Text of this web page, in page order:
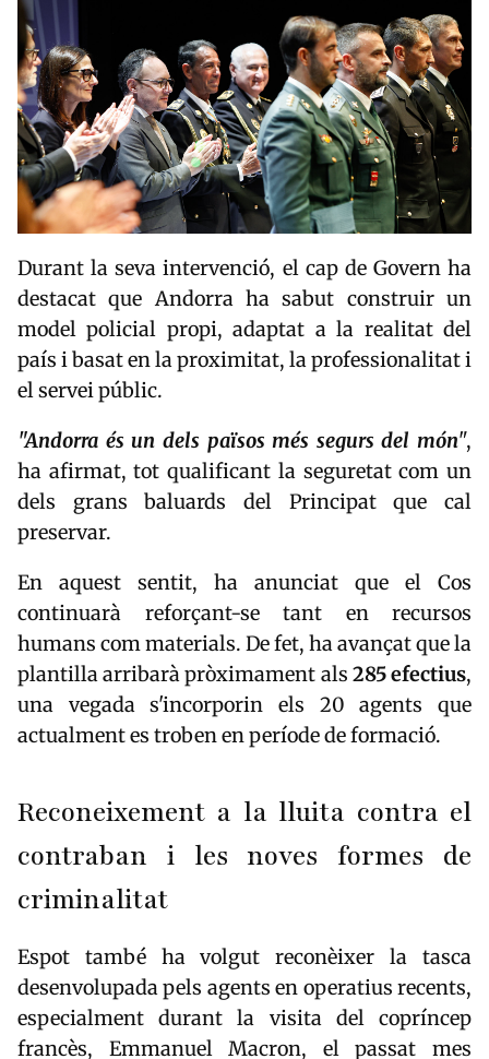
Durant la seva intervenció, el cap de Govern ha
destacat que Andorra ha sabut construir un
model policial propi, adaptat a la realitat del
país i basat en la proximitat, la professionalitat i
el servei públic.
"Andorra és un dels països més segurs del món",
ha afirmat, tot qualificant la seguretat com un
dels grans baluards del Principat que cal
preservar.
En aquest sentit, ha anunciat que el Cos
continuarà reforçant-se tant en recursos
humans com materials. De fet, ha avançat que la
plantilla arribarà pròximament als 285 efectius,
una vegada s'incorporin els 20 agents que
actualment es troben en període de formació.
Reconeixement a la lluita contra el
contraban i les noves formes de
criminalitat
Espot també ha volgut reconèixer la tasca
desenvolupada pels agents en operatius recents,
especialment durant la visita del copríncep
francès, Emmanuel Macron, el passat mes